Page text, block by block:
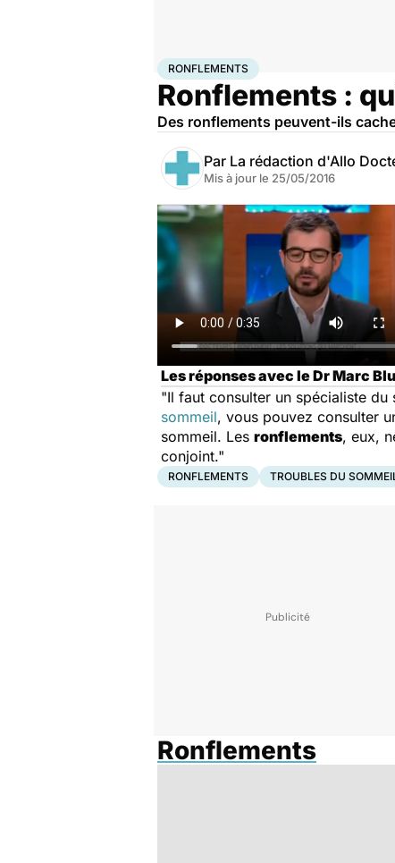
AccueilSantéRonflements
RONFLEMENTS
Ronflements :
Des ronflements peuvent-ils
Par La rédaction d'Allo
Mis à jour le 25/05/2016
Les réponses avec le Dr Marc
"Il faut consulter un spécialiste
sommeil, vous pouvez consulter
sommeil. Les ronflements, eux,
conjoint."
RONFLEMENTS TROUBLES DU
Ronflements